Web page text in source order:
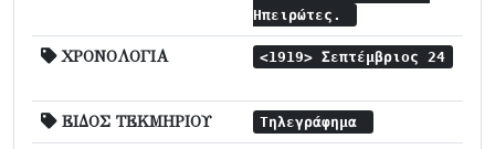
Ηπειρώτες.
ΧΡΟΝΟΛΟΓΙΑ <1919> Σεπτέμβριος 24
ΕΙΔΟΣ ΤΕΚΜΗΡΙΟΥ Τηλεγράφημα